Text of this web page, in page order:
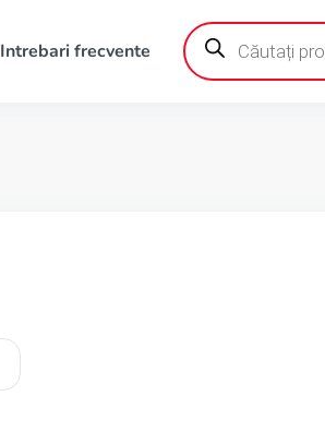
Intrebari frecvente
Products
search